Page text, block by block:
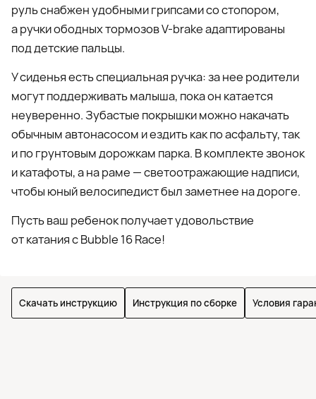
руль снабжен удобными грипсами со стопором,
а ручки ободных тормозов V-brake адаптированы
под детские пальцы.
У сиденья есть специальная ручка: за нее родители
могут поддерживать малыша, пока он катается
неуверенно. Зубастые покрышки можно накачать
обычным автонасосом и ездить как по асфальту, так
и по грунтовым дорожкам парка. В комплекте звонок
и катафоты, а на раме — светоотражающие надписи,
чтобы юный велосипедист был заметнее на дороге.
Пусть ваш ребенок получает удовольствие
от катания с Bubble 16 Race!
Скачать инструкцию Инструкция по сборке Условия